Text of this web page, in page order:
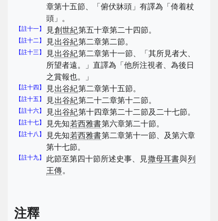
章第十五節、「俯伏牀頭」有譯為「倚着杖
頭」。
【註十一】 見創世紀第五十章第二十四節。
【註十二】 見出谷紀第二章第二節。
【註十三】 見出谷紀第二章第十一節、「其所見者大、
所望者遠。」直譯為「他所注視者、為後日
之賞報也。」
【註十四】 見出谷紀第二章第十五節。
【註十五】 見出谷紀第二十二章第十二節。
【註十六】 見出谷紀第十四章第二十二節及二十七節。
【註十七】 見先知若西雅書第六章第二十節。
【註十八】 見先知若西雅書第二章第十一節、及第六章
第十七節。
【註十九】 此節至第四十節所述史事、見撒母耳書與列
王傳。
注釋